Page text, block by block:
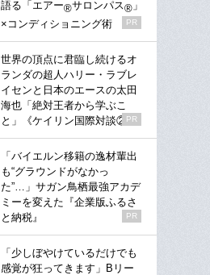
語る「エアー®サロンパス® 」
×コンディショニング術
PR
世界の頂点に君臨し続けるオ
ランダの超人ハリー・ラブレ
イセンと日本のエースの太田
海也「絶対王者から学ぶこ
と」《ケイリン国際対談②》
PR
「バイエルン移籍の逸材輩出
も“グラウンドがなかっ
た”…」サガン鳥栖最強アカデ
ミーを変えた『企業版ふるさ
と納税』
PR
「少しぼやけているだけでも
感覚が狂ってきます」Bリー